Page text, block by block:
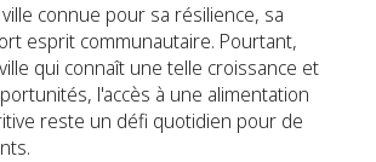
connue pour sa résilience, sa
esprit communautaire. Pourtant,
qui connaît une telle croissance et
l'accès à une alimentation
reste un défi quotidien pour de